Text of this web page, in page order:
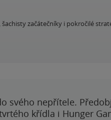
začátečníky i pokročilé
svého nepřítele.
křídla i Hunger